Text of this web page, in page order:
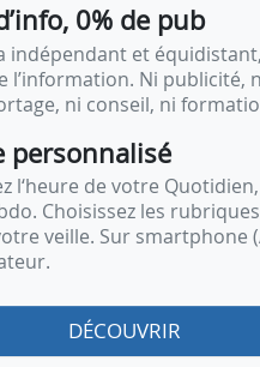
0% de pub
indépendant et
l’information. Ni publicité,
ni conseil, ni
personnalisé
l‘heure de votre
Choisissez les
veille. Sur smartphone
DÉCOUVRIR